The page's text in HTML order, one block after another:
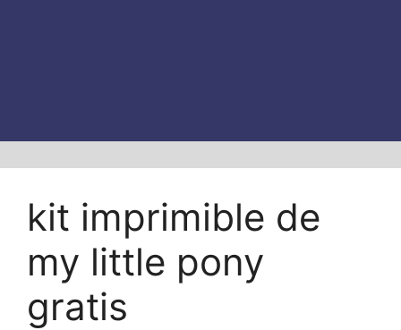
kit imprimible de
my little pony
gratis